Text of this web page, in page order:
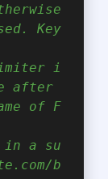
Key
i
after
of F
in a su
b